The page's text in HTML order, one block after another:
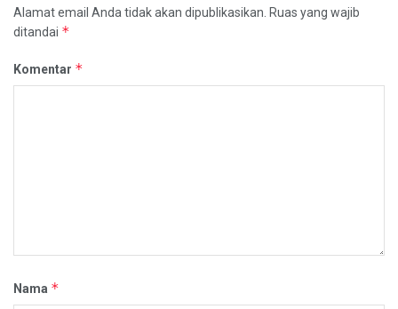
Alamat email Anda tidak akan dipublikasikan. Ruas yang wajib
ditandai *
Komentar *
Nama *